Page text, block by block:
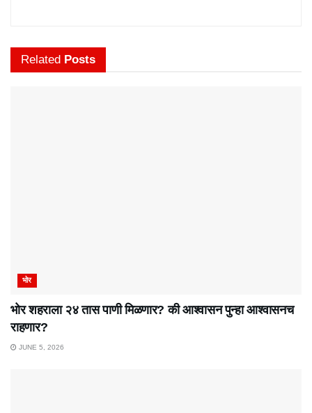
Related Posts
भोर
भोर शहराला २४ तास पाणी मिळणार? की आश्वासन पुन्हा आश्वासनच
राहणार?
JUNE 5, 2026